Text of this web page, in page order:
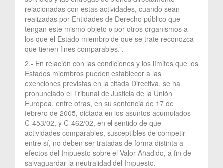
relacionadas con estas actividades, cuando sean
realizadas por Entidades de Derecho público que
tengan este mismo objeto o por otros organismos a
los que el Estado miembro de que se trate reconozca
que tienen fines comparables.”.
2.- En relación con las condiciones y los límites que los
Estados miembros pueden establecer a las
exenciones previstas en la citada Directiva, se ha
pronunciado el Tribunal de Justicia de la Unión
Europea, entre otras, en su sentencia de 17 de
febrero de 2005, dictada en los asuntos acumulados
C-453/02, y C-462/02, en el sentido de que
actividades comparables, susceptibles de competir
entre sí, no deben ser tratadas de forma distinta a
efectos del Impuesto sobre el Valor Añadido, a fin de
salvaguardar la neutralidad del Impuesto.